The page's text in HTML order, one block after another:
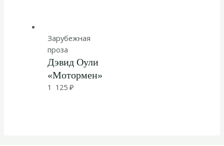
Зарубежная
проза
Дэвид Оули
«Мотормен»
1 125₽